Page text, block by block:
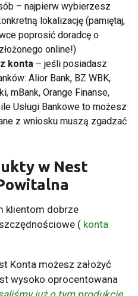
– najpierw wybierzesz
lokalizację (pamiętaj,
poprosić doradcę o
online!)
konta – jeśli posiadasz
Alior Bank, BZ WBK,
mBank, Orange Finanse,
Usługi Bankowe to możesz
z wniosku muszą zgadzać
w Nest
klientom dobrze
( konta
Konta możesz założyć
wysoko oprocentowana